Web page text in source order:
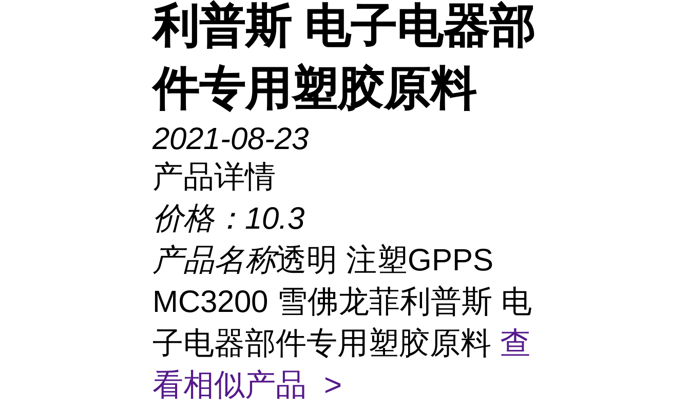
利普斯 电子电器部
件专用塑胶原料
2021-08-23
产品详情
价格： 10.3
产品名称透明 注塑GPPS
MC3200 雪佛龙菲利普斯 电
子电器部件专用塑胶原料 查
看相似产品 >